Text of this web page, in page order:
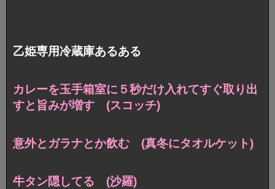
乙姫専用冷蔵庫あるある
カレーを玉手箱室に５秒だけ入れてすぐ取り出
すと旨みが増す (スコッチ)
意外とガラナとか飲む (真冬にタオルケット)
牛タン隠してる (沙羅)